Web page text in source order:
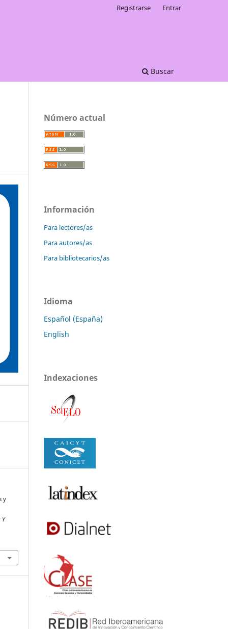
Buscar
Registrarse Entrar
y
Y
Número actual
Información
Para lectores/as
Para autores/as
Para bibliotecarios/as
Idioma
Español (España)
English
Indexaciones